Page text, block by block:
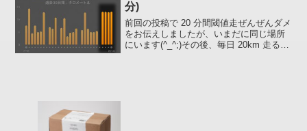
分)
前回の投稿で 20 分間閾値走ぜんぜんダメ
をお伝えしましたが、いまだに同じ場所
にいます(^_^;)その後、毎日 20km 走ると